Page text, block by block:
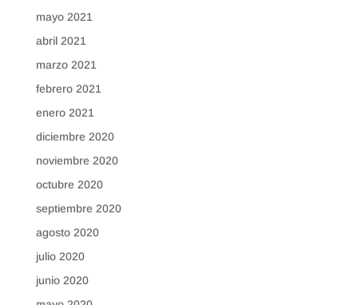
mayo 2021
abril 2021
marzo 2021
febrero 2021
enero 2021
diciembre 2020
noviembre 2020
octubre 2020
septiembre 2020
agosto 2020
julio 2020
junio 2020